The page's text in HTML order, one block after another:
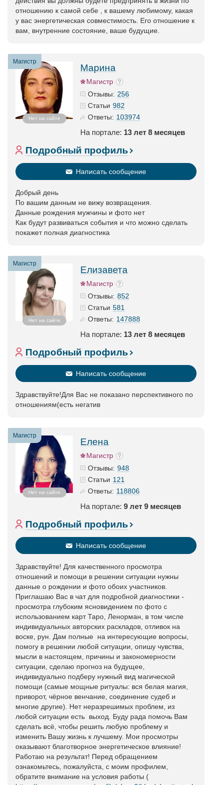
отношению к самой себе , к вашему любимому, какая
у вас энергетическая совместимость. Его отношение к
вам, внутренние состояние, ваше будущие.
Магистр
Нет на сайте
Марина
Магистр
Отзывы: 256
Статьи 982
Ответы: 103974
На портале: 13 лет 8 месяцев
Подробный профиль
Написать сообщение
Добрый день
По вашим данным не вижу возвращения.
Данные рождения мужчины и фото нет
Как будут развиваться события и что можно сделать
покажет полная диагностика
Магистр
Нет на сайте
Елизавета
Магистр
Отзывы: 852
Статьи 581
Ответы: 147888
На портале: 13 лет 8 месяцев
Подробный профиль
Написать сообщение
Здравствуйте!Для Вас не показано перспективного по
отношениям(есть негатив
Магистр
Нет на сайте
Елена
Магистр
Отзывы: 948
Статьи 121
Ответы: 118806
На портале: 9 лет 9 месяцев
Подробный профиль
Написать сообщение
Здравствуйте! Для качественного просмотра
отношений и помощи в решении ситуации нужны
данные о рождении и фото обоих участников.
Приглашаю Вас в чат для подробной диагностики -
просмотра глубоким ясновидением по фото с
использованием карт Таро, Ленорман, в том числе
индивидуальных авторских раскладов, отливок на
воске, рун. Дам полные на интересующие вопросы,
помогу в решении любой ситуации, опишу чувства,
мысли в настоящем, причины и закономерности
ситуации, сделаю прогноз на будущее,
индивидуально подберу нужный вид магической
помощи (самые мощные ритуалы: вся белая магия,
приворот, чёрное венчание, соединение судеб и
многие другие). Нет неразрешимых проблем, из
любой ситуации есть выход. Буду рада помочь Вам
сделать всё, чтобы решить любую проблему и
изменить Вашу жизнь к лучшему. Мои просмотры
оказывают благотворное энергетическое влияние!
Работаю на результат! Перед обращением
ознакомьтесь, пожалуйста, с моим профилем,
обратите внимание на условия работы (